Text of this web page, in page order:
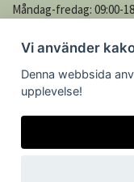
Måndag-fredag: 09:00-
Söndag: Stängt
Kontakta oss
Vi använder
Denna webbsida
upplevelse!